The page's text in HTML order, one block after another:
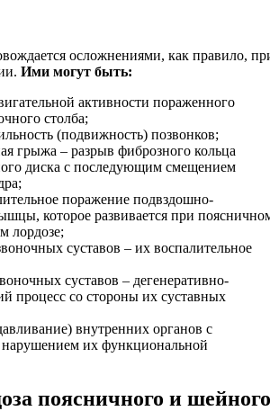
осложнениями, как правило,
Ими могут быть:
активности пораженного
столба;
(подвижность) позвонков;
грыжа – разрыв фиброзного кольца
диска с последующим смещением
поражение подвздошно-
которое развивается при
лордозе;
суставов – их воспалительное
суставов – дегенеративно-
процесс со стороны их суставных
внутренних органов с
их функциональной
поясничного и шейного